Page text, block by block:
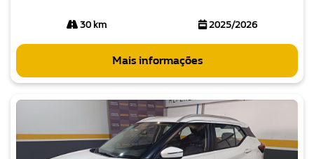
30 km 2025/2026
Mais informações